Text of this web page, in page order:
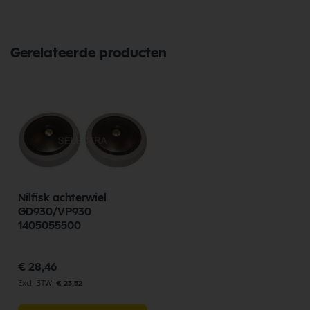
Gerelateerde producten
Nilfisk achterwiel
GD930/VP930
1405055500
€ 28,46
€ 23,52